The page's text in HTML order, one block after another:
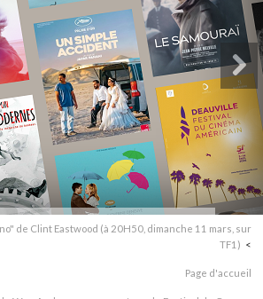
de Clint Eastwood (à 20H50, dimanche 11 mars, sur
TF1)
Page d'accueil